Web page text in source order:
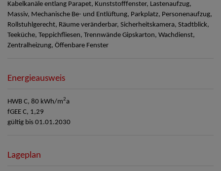
Kabelkanäle entlang Parapet Kunststofffenster Lastenaufzug
Massiv Mechanische Be- und Entlüftung Parkplatz Personenaufzug
Rollstuhlgerecht Räume veränderbar Sicherheitskamera Stadtblick
Teeküche Teppichfliesen Trennwände Gipskarton Wachdienst
Zentralheizung Öffenbare Fenster
Energieausweis
HWB C, 80 kWh/m2a
fGEE C, 1,29
gültig bis 01.01.2030
Lageplan